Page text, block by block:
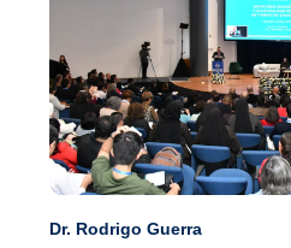
Dr. Rodrigo Guerra